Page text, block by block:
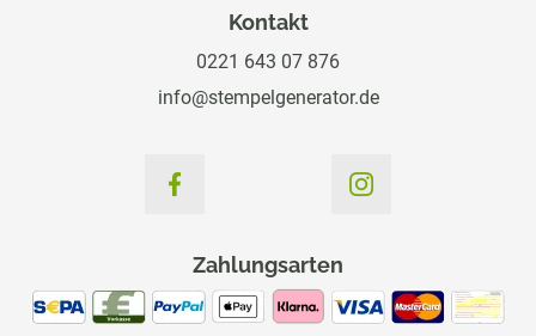
Kontakt
0221 643 07 876
info@stempelgenerator.de
Zahlungsarten